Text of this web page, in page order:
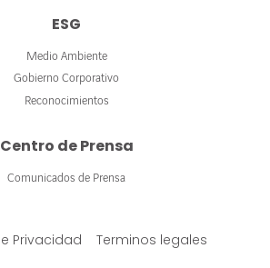
ESG
Medio Ambiente
Gobierno Corporativo
Reconocimientos
Centro de Prensa
Comunicados de Prensa
Privacidad Terminos legales